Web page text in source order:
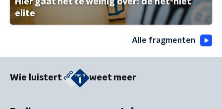
Hier gaat het te weinig over: de net-niet
elite
Alle fragmenten
Wie luistert weet meer